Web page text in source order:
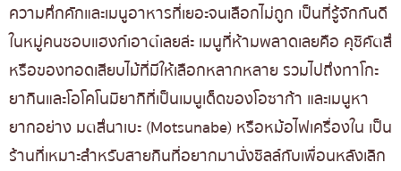
ความคึกคักและเมนูอาหารที่เยอะจนเลือกไม่ถูก เป็นที่รู้จักกันดี
ในหมู่คนชอบแฮงก์เอาต์เลยล่ะ เมนูที่ห้ามพลาดเลยคือ คุชิคัตสึ
หรือของทอดเสียบไม้ที่มีให้เลือกหลากหลาย รวมไปถึงทาโกะ
ยากินและโอโคโนมิยากิที่เป็นเมนูเด็ดของโอซาก้า และเมนูหา
ยากอย่าง มตสึนาเบะ (Motsunabe) หรือหม้อไฟเครื่องใน เป็น
ร้านที่เหมาะสำหรับสายกินที่อยากมานั่งชิลล์กับเพื่อนหลังเลิก